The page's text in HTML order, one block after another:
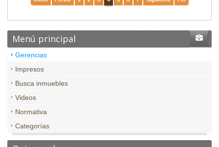
Menú principal
Gerencias
Impresos
Busca inmuebles
Videos
Normativa
Categorías